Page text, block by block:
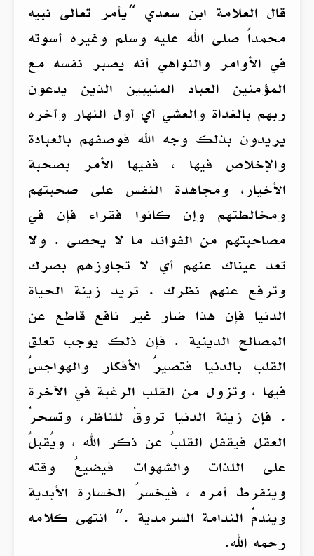
قال العلامة ابن سعدي “يأمر تعالى نبيه
محمداً صلى الله عليه وسلم وغيره أسوته
في الأوامر والنواهي أنه يصبر نفسه مع
المؤمنين العباد المنيبين الذين يدعون
ربهم بالغداة والعشي أي أول النهار وآخره
يريدون بذلك وجه الله فوصفهم بالعبادة
والإخلاص فيها ، ففيها الأمر بصحبة
الأخيار، ومجاهدة النفس على صحبتهم
ومخالطتهم وإن كانوا فقراء فإن في
مصاحبتهم من الفوائد ما لا يحصى . ولا
تعد عيناك عنهم أي لا تجاوزهم بصرك
وترفع عنهم نظرك . تريد زينة الحياة
الدنيا فإن هذا ضار غير نافع قاطع عن
المصالح الدينية . فإن ذلك يوجب تعلق
القلب بالدنيا فتصيرُ الأفكار والهواجسُ
فيها ، وتزول من القلب الرغبة في الآخرة
. فإن زينة الدنيا تروقُ للناظر، وتسحرُ
العقل فيقفل القلبُ عن ذكر الله ، ويُقبلُ
على اللذات والشهوات فيضيعُ وقته
وينفرط أمره ، فيخسرُ الخسارة الأبدية
ويندمُ الندامة السرمدية .” انتهى كلامه
رحمه الله.